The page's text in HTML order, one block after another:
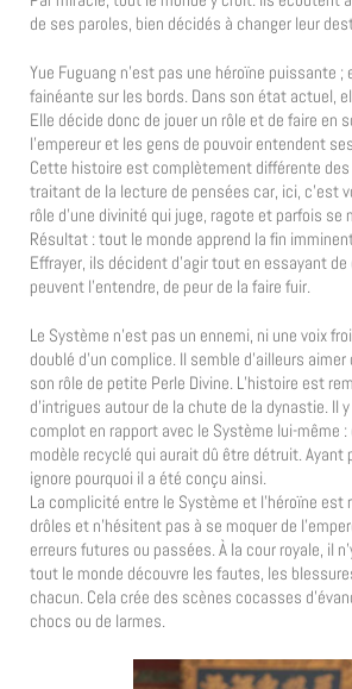
de ses paroles, bien décidés à changer leur
Yue Fuguang n’est pas une héroïne puissante
fainéante sur les bords. Dans son état actuel,
Elle décide donc de jouer un rôle et de faire en
l’empereur et les gens de pouvoir entendent
Cette histoire est complètement différente
traitant de la lecture de pensées car, ici, c’est
rôle d’une divinité qui juge, ragote et parfois se
Résultat : tout le monde apprend la fin
Effrayer, ils décident d’agir tout en essayant de
peuvent l’entendre, de peur de la faire fuir.
Le Système n’est pas un ennemi, ni une voix
doublé d’un complice. Il semble d’ailleurs
son rôle de petite Perle Divine. L’histoire est
d’intrigues autour de la chute de la dynastie. Il
complot en rapport avec le Système lui-même
modèle recyclé qui aurait dû être détruit. Ayant
ignore pourquoi il a été conçu ainsi.
La complicité entre le Système et l’héroïne est
drôles et n’hésitent pas à se moquer de
erreurs futures ou passées. À la cour royale, il
tout le monde découvre les fautes, les
chacun. Cela crée des scènes cocasses
chocs ou de larmes.